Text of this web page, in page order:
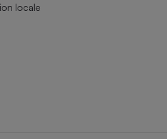
locale